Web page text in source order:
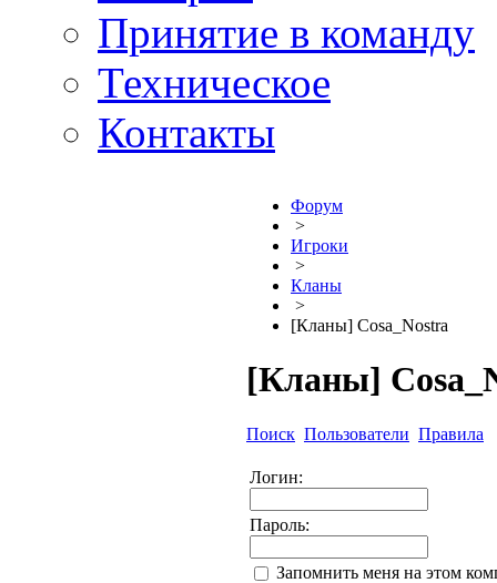
Принятие в команду
Техническое
Контакты
Форум
>
Игроки
>
Кланы
>
[Кланы] Cosa_Nostra
[Кланы]
Поиск Пользователи Правила
Логин:
Пароль:
Запомнить меня на этом